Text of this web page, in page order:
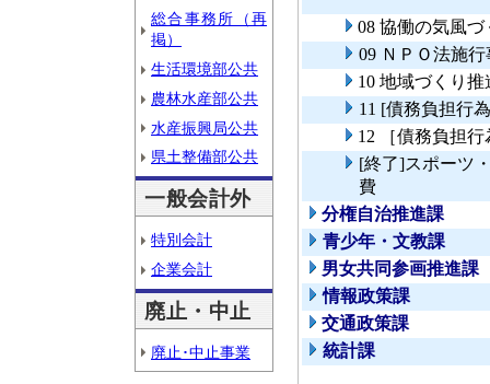
総合事務所（再
掲）
生活環境部公共
農林水産部公共
水産振興局公共
県土整備部公共
一般会計外
特別会計
企業会計
廃止・中止
廃止･中止事業
08 協働の気風
09 ＮＰＯ法施
10 地域づくり推
11 [債務負担行
12 ［債務負担
[終了]スポーツ
費
分権自治推進課
青少年・文教課
男女共同参画推進課
情報政策課
交通政策課
統計課